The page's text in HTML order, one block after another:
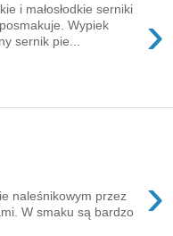
›
i małosłodkie serniki
Wypiek
sernik pie...
›
naleśnikowym przez
W smaku są bardzo